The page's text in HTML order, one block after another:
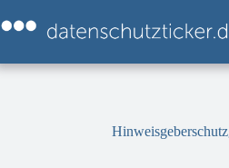
Inhalt
springen